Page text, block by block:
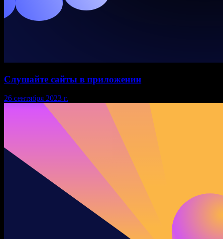
Слушайте сайты в приложении
26 сентября 2023 г.